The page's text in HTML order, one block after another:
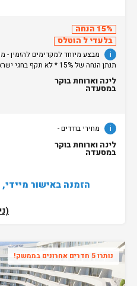
15% הנחה
בלעדי ל הוטלס
i
תנתן הנחה של 15% * לא
מחירי בודדים -
לינה וארוחת בוקר
במסעדה
i מחירי בודדים -
לינה וארוחת בוקר
במסעדה
הזמנה באישור
נותרו 5 חדרים אחרונים בממשק!